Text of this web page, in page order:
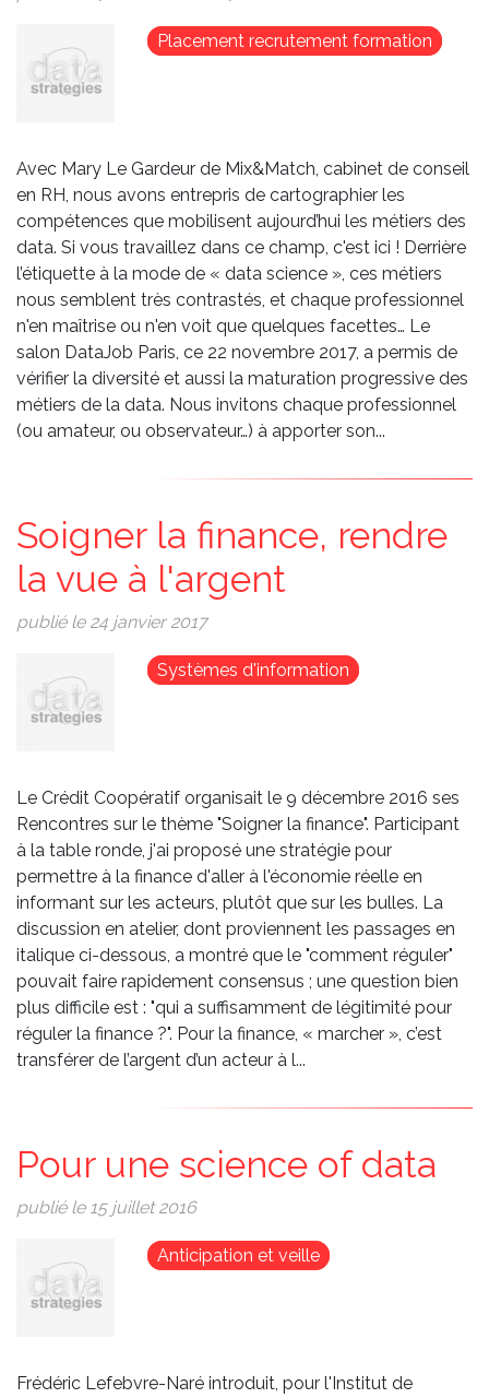
Placement recrutement formation
Avec Mary Le Gardeur de Mix&Match, cabinet de conseil
en RH, nous avons entrepris de cartographier les
compétences que mobilisent aujourd’hui les métiers des
data. Si vous travaillez dans ce champ, c'est ici ! Derrière
l’étiquette à la mode de « data science », ces métiers
nous semblent très contrastés, et chaque professionnel
n'en maîtrise ou n'en voit que quelques facettes… Le
salon DataJob Paris, ce 22 novembre 2017, a permis de
vérifier la diversité et aussi la maturation progressive des
métiers de la data. Nous invitons chaque professionnel
(ou amateur, ou observateur…) à apporter son...
Soigner la finance, rendre
la vue à l'argent
publié le 24 janvier 2017
Systèmes d'information
Le Crédit Coopératif organisait le 9 décembre 2016 ses
Rencontres sur le thème "Soigner la finance". Participant
à la table ronde, j'ai proposé une stratégie pour
permettre à la finance d'aller à l'économie réelle en
informant sur les acteurs, plutôt que sur les bulles. La
discussion en atelier, dont proviennent les passages en
italique ci-dessous, a montré que le "comment réguler"
pouvait faire rapidement consensus ; une question bien
plus difficile est : "qui a suffisamment de légitimité pour
réguler la finance ?". Pour la finance, « marcher », c’est
transférer de l’argent d’un acteur à l...
Pour une science of data
publié le 15 juillet 2016
Anticipation et veille
Frédéric Lefebvre-Naré introduit, pour l'Institut de